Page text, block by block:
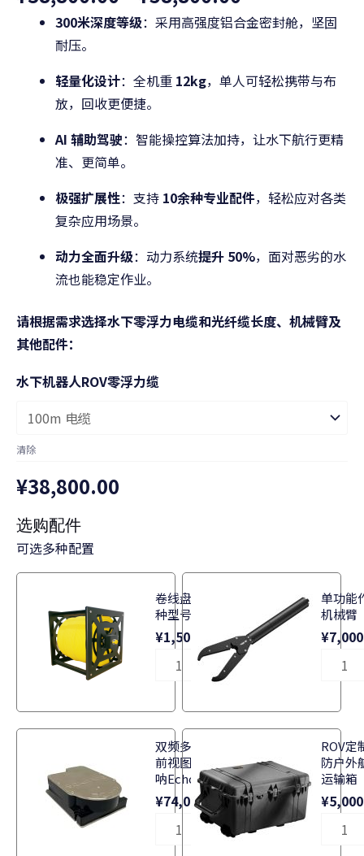
300米深度等级：采用高强度铝合金密封舱，坚固
耐压。
轻量化设计：全机重 12kg，单人可轻松携带与布
放，回收更便捷。
AI 辅助驾驶：智能操控算法加持，让水下航行更精
准、更简单。
极强扩展性：支持 10余种专业配件，轻松应对各类
复杂应用场景。
动力全面升级：动力系统提升 50%，面对恶劣的水
流也能稳定作业。
请根据需求选择水下零浮力电缆和光纤缆长度、机械臂及
其他配件：
水下机器人ROV零浮力缆
清除
¥38,800.00
选购配件
可选多种配置
卷线盘 (多
种型号)
¥1,500.00
下
机
器
人
ROV
HX-
300-
B（电
池
供
电）
数
单功能
机械臂
¥
下
机
器
人
ROV
HX-
300-
B（电
池
供
电）
数
双频多波束
前视图像声
呐Echo
¥74,000.00
水
下
机
器
人
ROV
ROV定
防户外
运输箱
¥
下
机
器
人
ROV